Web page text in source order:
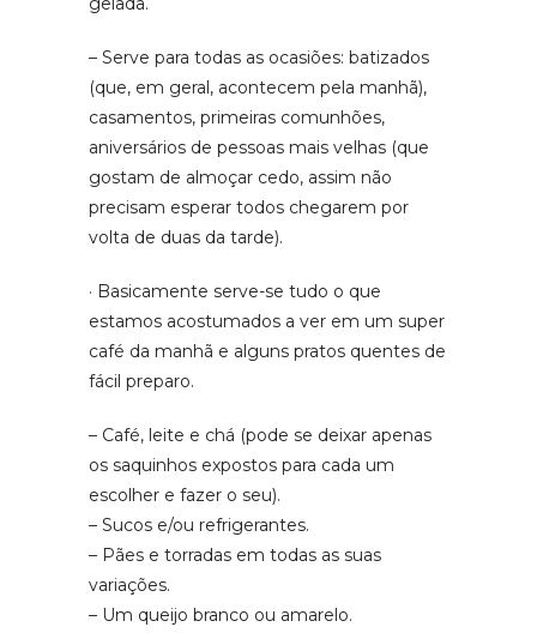
– Serve para todas as ocasiões: batizados
(que, em geral, acontecem pela manhã),
casamentos, primeiras comunhões,
aniversários de pessoas mais velhas (que
gostam de almoçar cedo, assim não
precisam esperar todos chegarem por
volta de duas da tarde).
· Basicamente serve-se tudo o que
estamos acostumados a ver em um super
café da manhã e alguns pratos quentes de
fácil preparo.
– Café, leite e chá (pode se deixar apenas
os saquinhos expostos para cada um
escolher e fazer o seu).
– Sucos e/ou refrigerantes.
– Pães e torradas em todas as suas
variações.
– Um queijo branco ou amarelo.